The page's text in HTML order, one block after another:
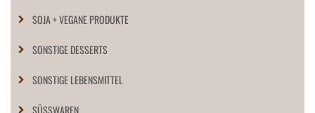
SOJA + VEGANE PRODUKTE
SONSTIGE DESSERTS
SONSTIGE LEBENSMITTEL
SÜSSWAREN